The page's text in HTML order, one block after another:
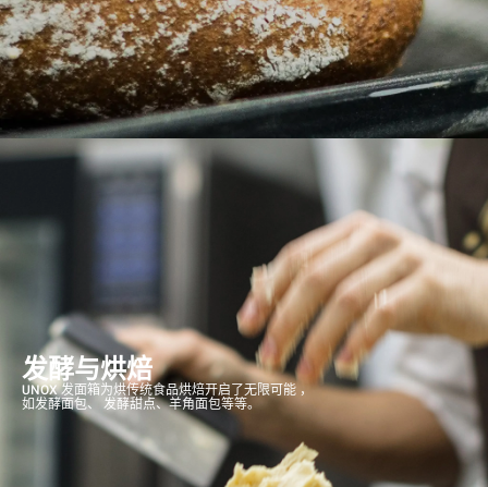
发酵与烘焙
UNOX 发面箱为烘传统食品烘焙开启了无限可能 ，
如发酵面包、 发酵甜点、羊角面包等等。